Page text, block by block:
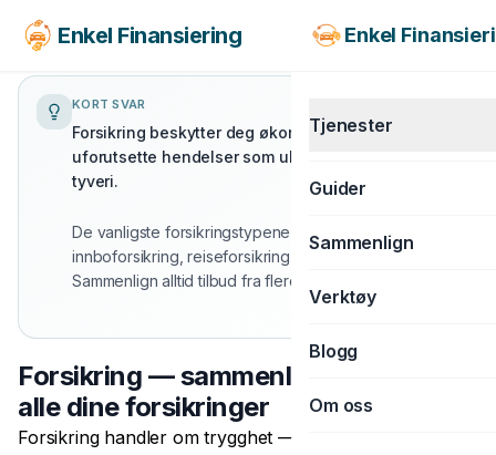
Enkel Finansiering Enkel
Tjenester
MC-lån
Guider
Sammenlign
Verktøy
Blogg
Om oss
KORT SVAR
Hva er forsikring?
Forsikring beskytter deg økonomisk mot
uforutsette hendelser som ulykker, skader og
tyveri.
De vanligste forsikringstypene er bilforsikring,
innboforsikring, reiseforsikring og personforsikring.
Sammenlign alltid tilbud fra flere selskaper.
Forsikring — sammenlign og spar på
alle dine forsikringer
Forsikring handler om trygghet — å vite at du er